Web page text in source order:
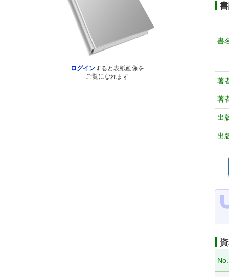
ログインすると表紙画像を
ご覧になれます
書
著
著
出
出
No.